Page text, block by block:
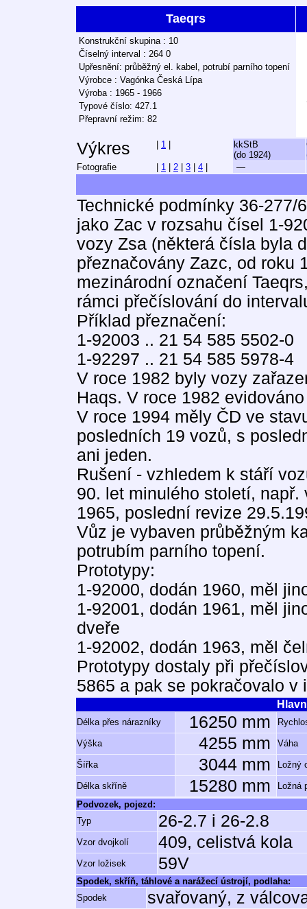
Taeqrs
Konstrukční skupina : 10
Číselný interval : 264 0
Upřesnění: průběžný el. kabel, potrubí parního topení
Výrobce : Vagónka Česká Lípa
Výroba : 1965 - 1966
Typové číslo: 427.1
Přepravní režim: 82
Výkres 1
kkStB
(do 1924)
Fotografie
1 2 3 4 —
Technické podmínky 36-277/
jako Zac v rozsahu čísel 1-
vozy Zsa (některá čísla byla
přeznačovány Zazc, od roku
mezinárodní označení
rámci přečíslování do
Příklad přeznačení:
1-92003 .. 21 54 585 5502-0
1-92297 .. 21 54 585 5978-4
V roce 1982 byly vozy
Haqs. V roce 1982
V roce 1994 měly ČD ve
posledních 19 vozů, s
ani jeden.
Rušení - vzhledem k stáří
90. let minulého století,
1965, poslední revize
Vůz je vybaven průběžným
potrubím parního topení.
Prototypy:
1-92000, dodán 1960, měl
1-92001, dodán 1961, měl
dveře
1-92002, dodán 1963, měl
Prototypy dostaly při
5865 a pak se pokračovalo v
Délka přes nárazníky 16250 mm
Výška 4255 mm Váha
Šířka 3044 mm Ložný
Délka skříně 15280 mm
Ložná
Podvozek, pojezd:
Typ
26-2.7 i 26-2.8
Vzor dvojkolí 409, celistvá kola
Vzor ložisek 59V
Spodek, skříň, táhlové a narážecí ústrojí, podlaha:
Spodek
svařovaný, z